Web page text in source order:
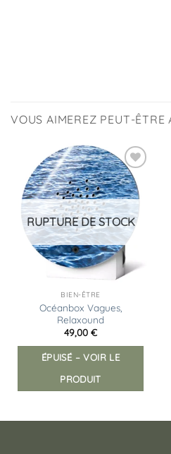
VOUS AIMEREZ PEUT-ÊTRE
Ajouter
à la
liste
d’envies
RUPTURE DE STOCK
BIEN-ÊTRE
Océanbox Vagues,
Relaxound
49,00 €
ÉPUISÉ – VOIR LE
PRODUIT